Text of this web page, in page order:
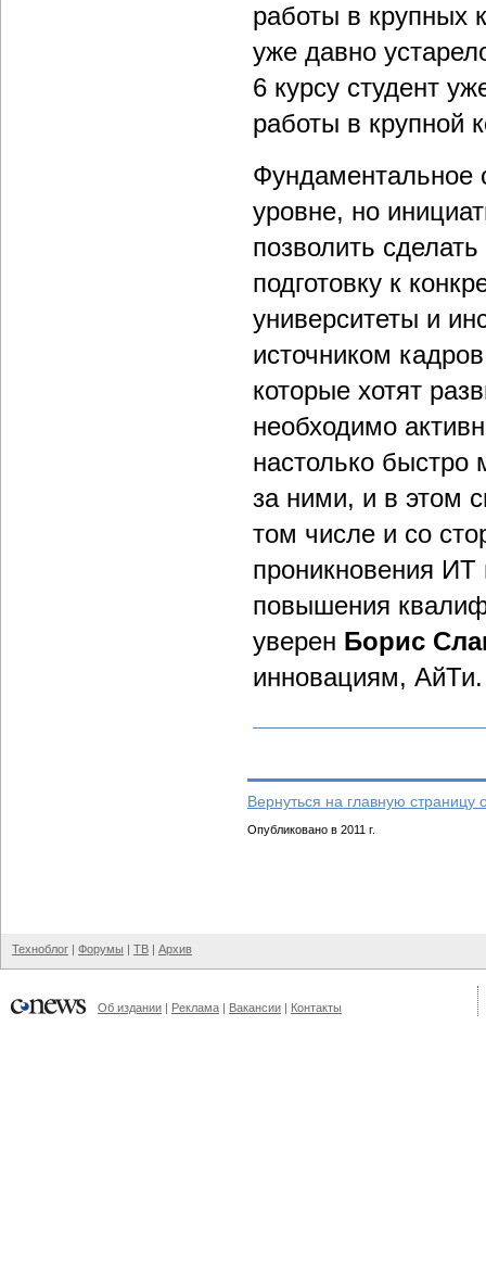
работы в крупных
уже давно
6 курсу студент
работы в крупной
Фундаментальное
уровне, но
позволить
подготовку к
университеты и
источником
которые хотят
необходимо
настолько быстро
за ними, и в этом
том числе и со
проникновения ИТ
повышения
уверен Борис
инновациям, АйТи.
Вернуться на главную страницу
Опубликовано в 2011 г.
Техноблог | Форумы | ТВ | Архив
Об издании | Реклама | Вакансии | Контакты